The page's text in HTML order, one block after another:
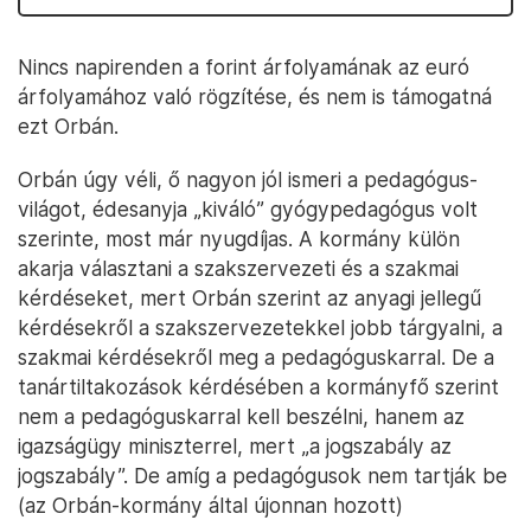
Nincs napirenden a forint árfolyamának az euró
árfolyamához való rögzítése, és nem is támogatná
ezt Orbán.
Orbán úgy véli, ő nagyon jól ismeri a pedagógus-
világot, édesanyja „kiváló” gyógypedagógus volt
szerinte, most már nyugdíjas. A kormány külön
akarja választani a szakszervezeti és a szakmai
kérdéseket, mert Orbán szerint az anyagi jellegű
kérdésekről a szakszervezetekkel jobb tárgyalni, a
szakmai kérdésekről meg a pedagóguskarral. De a
tanártiltakozások kérdésében a kormányfő szerint
nem a pedagóguskarral kell beszélni, hanem az
igazságügy miniszterrel, mert „a jogszabály az
jogszabály”. De amíg a pedagógusok nem tartják be
(az Orbán-kormány által újonnan hozott)